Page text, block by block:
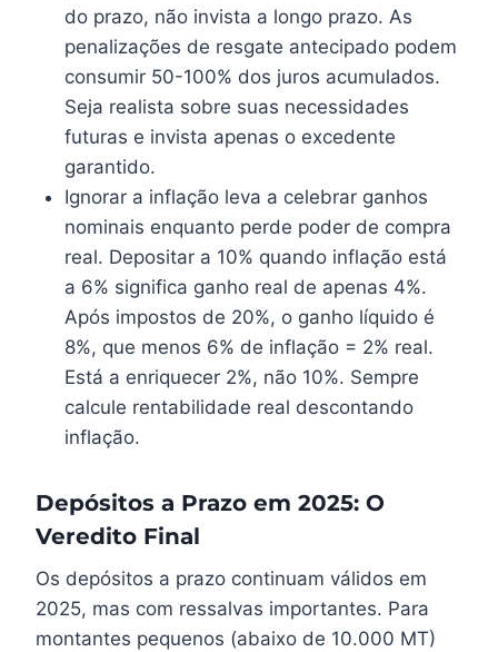
do prazo, não invista a longo prazo. As
penalizações de resgate antecipado podem
consumir 50-100% dos juros acumulados.
Seja realista sobre suas necessidades
futuras e invista apenas o excedente
garantido.
Ignorar a inflação leva a celebrar ganhos
nominais enquanto perde poder de compra
real. Depositar a 10% quando inflação está
a 6% significa ganho real de apenas 4%.
Após impostos de 20%, o ganho líquido é
8%, que menos 6% de inflação = 2% real.
Está a enriquecer 2%, não 10%. Sempre
calcule rentabilidade real descontando
inflação.
Depósitos a Prazo em 2025: O
Veredito Final
Os depósitos a prazo continuam válidos em
2025, mas com ressalvas importantes. Para
montantes pequenos (abaixo de 10.000 MT)